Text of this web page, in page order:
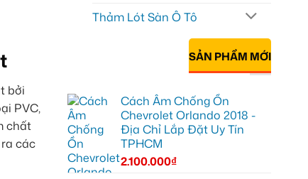
bởi
PVC,
chất
các
Thảm Lót Sàn Ô Tô
SẢN PHẨM MỚI
Cách Âm Chống Ồn
Chevrolet Orlando 2018 -
Địa Chỉ Lắp Đặt Uy Tín
TPHCM
2.100.000₫